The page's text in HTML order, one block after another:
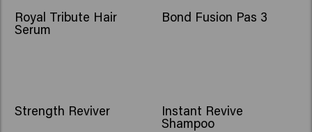
Royal Tribute Hair
Serum
Bond Fusion Pas 3
Strength Reviver Instant Revive
Shampoo